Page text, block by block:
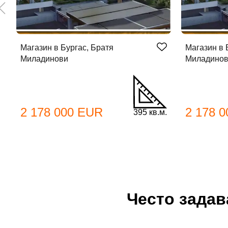
Магазин в Бургас, Братя
Миладинови
2 178 000 EUR 395 кв.м.
Магазин в
2 178
Често